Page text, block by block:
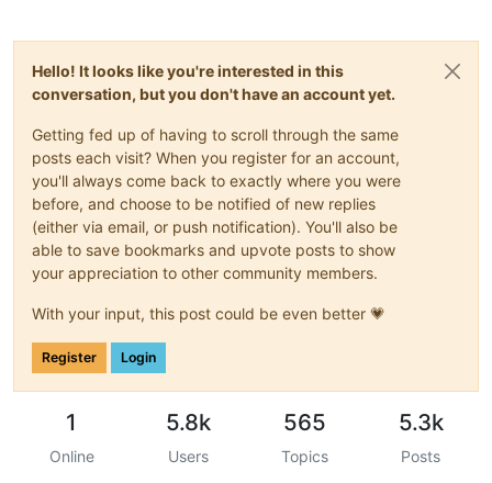
Hello! It looks like you're interested in this
conversation, but you don't have an account yet.
Getting fed up of having to scroll through the same
posts each visit? When you register for an account,
you'll always come back to exactly where you were
before, and choose to be notified of new replies
(either via email, or push notification). You'll also be
able to save bookmarks and upvote posts to show
your appreciation to other community members.
With your input, this post could be even better 💗
Register Login
1
Online
5.8k
Users
565
Topics
5.3k
Posts